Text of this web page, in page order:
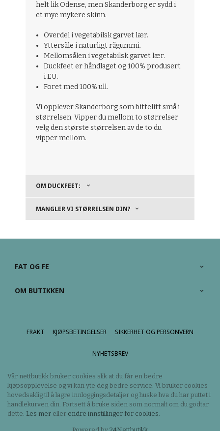
helt lik Odense, men Skanderborg er sydd i
et mye mykere skinn.
Overdel i vegetabilsk garvet lær.
Yttersåle i naturligt rågummi.
Mellomsålen i vegetabilsk garvet lær.
Duckfeet er håndlaget og 100% produsert
i EU.
Foret med 100% ull.
Vi opplever Skanderborg som bittelitt små i
størrelsen. Vipper du mellom to størrelser
velg den største størrelsen av de to du
vipper mellom.
OM DUCKFEET:
MANGLER VI STØRRELSEN DIN?
FAT OG FE
OM BUTIKKEN
FRAKT KJØPSBETINGELSER SIKKERHET OG PERSONVERN
NYHETSBREV
Vår nettbutikk bruker cookies slik at du får en bedre
kjøpsopplevelse og vi kan yte deg bedre service. Vi bruker cookies
hovedsaklig til å lagre innloggingsdetaljer og huske hva du har puttet i
handlekurven din. Fortsett å bruke siden som normalt om du godtar
dette. Les mer eller endre innstillinger for cookies.